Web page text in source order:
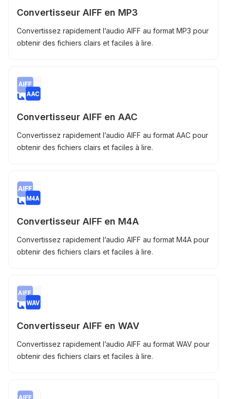
Convertisseur AIFF en MP3
Convertissez rapidement l’audio AIFF au format MP3 pour
obtenir des fichiers clairs et faciles à lire.
Convertisseur AIFF en AAC
Convertissez rapidement l’audio AIFF au format AAC pour
obtenir des fichiers clairs et faciles à lire.
Convertisseur AIFF en M4A
Convertissez rapidement l’audio AIFF au format M4A pour
obtenir des fichiers clairs et faciles à lire.
Convertisseur AIFF en WAV
Convertissez rapidement l’audio AIFF au format WAV pour
obtenir des fichiers clairs et faciles à lire.